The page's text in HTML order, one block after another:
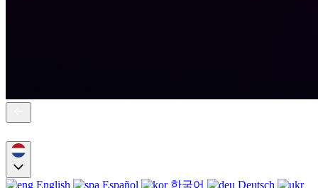
English Español 한국어
Deutsch